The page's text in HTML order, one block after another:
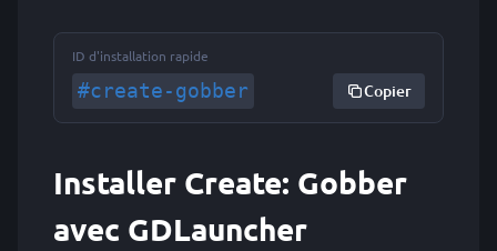
ID d'installation rapide
#create-gobber Copier
Installer Create: Gobber
avec GDLauncher